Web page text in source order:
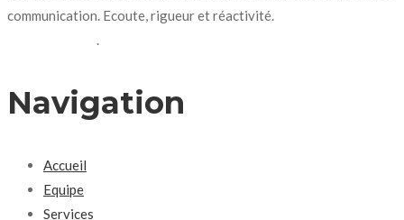
communication. Ecoute, rigueur et réactivité.
.
Navigation
Accueil
Equipe
Services